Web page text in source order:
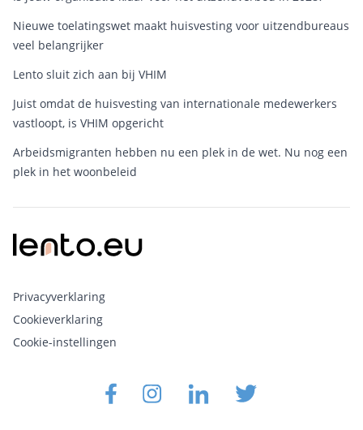
Nieuwe toelatingswet maakt huisvesting voor uitzendbureaus
veel belangrijker
Lento sluit zich aan bij VHIM
Juist omdat de huisvesting van internationale medewerkers
vastloopt, is VHIM opgericht
Arbeidsmigranten hebben nu een plek in de wet. Nu nog een
plek in het woonbeleid
Privacyverklaring
Cookieverklaring
Cookie-instellingen